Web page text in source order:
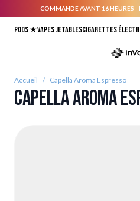
COMMANDE AVANT 16 HEURES -
Pods ★Vapes jetablesCigarettes
Accueil / Capella Aroma Espresso
Capella Aroma